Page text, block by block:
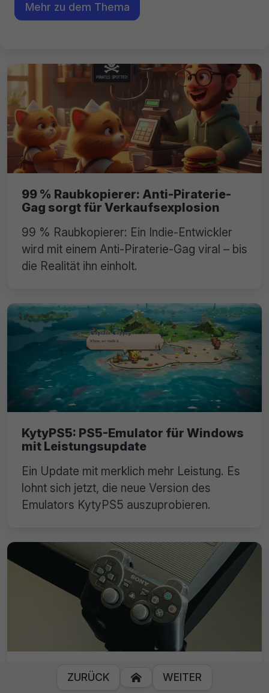
Mehr zu dem Thema
99 % Raubkopierer: Anti-Piraterie-
Gag sorgt für Verkaufsexplosion
99 % Raubkopierer: Ein Indie-Entwickler
wird mit einem Anti-Piraterie-Gag viral – bis
die Realität ihn einholt.
KytyPS5: PS5-Emulator für Windows
mit Leistungsupdate
Ein Update mit merklich mehr Leistung. Es
lohnt sich jetzt, die neue Version des
Emulators KytyPS5 auszuprobieren.
RPCS3: Emulator kann jetzt über 75
% der PlayStation-3-Games
ZURÜCK  WEITER